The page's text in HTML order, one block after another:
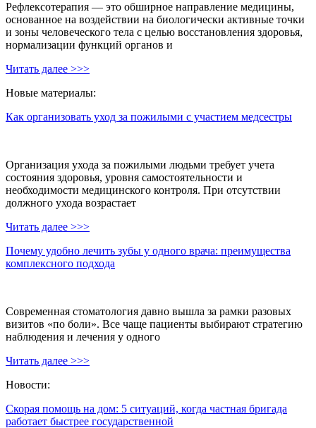
Рефлексотерапия — это обширное направление медицины,
основанное на воздействии на биологически активные точки
и зоны человеческого тела с целью восстановления здоровья,
нормализации функций органов и
Читать далее >>>
Новые материалы:
Как организовать уход за пожилыми с участием медсестры
Организация ухода за пожилыми людьми требует учета
состояния здоровья, уровня самостоятельности и
необходимости медицинского контроля. При отсутствии
должного ухода возрастает
Читать далее >>>
Почему удобно лечить зубы у одного врача: преимущества
комплексного подхода
Современная стоматология давно вышла за рамки разовых
визитов «по боли». Все чаще пациенты выбирают стратегию
наблюдения и лечения у одного
Читать далее >>>
Новости:
Скорая помощь на дом: 5 ситуаций, когда частная бригада
работает быстрее государственной